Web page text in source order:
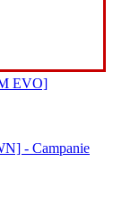
EVO]
- Campanie